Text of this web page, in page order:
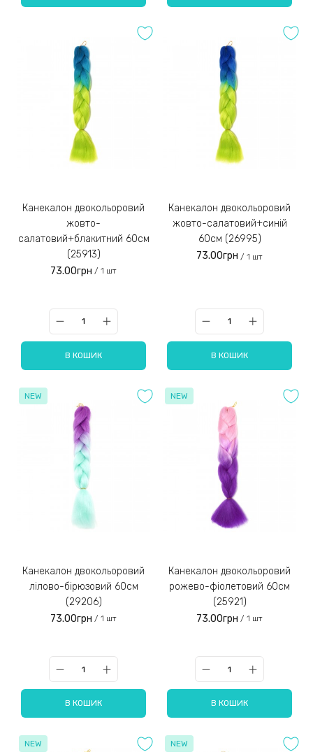
Канекалон двокольоровий
жовто-
салатовий+блакитний 60см
(25913)
73.00грн / 1 шт
В КОШИК
Канекалон двокольоровий
жовто-салатовий+синій
60см (26995)
73.00грн / 1 шт
В КОШИК
NEW
Канекалон двокольоровий
лілово-бірюзовий 60см
(29206)
73.00грн / 1 шт
В КОШИК
NEW
Канекалон двокольоровий
рожево-фіолетовий 60см
(25921)
73.00грн / 1 шт
В КОШИК
NEW NEW